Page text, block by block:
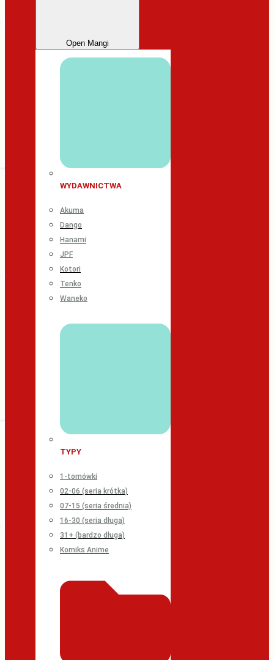
Open Mangi
WYDAWNICTWA
Akuma
Dango
Hanami
JPF
Kotori
Tenko
Waneko
TYPY
1-tomówki
02-06 (seria krótka)
07-15 (seria średnia)
16-30 (seria długa)
31+ (bardzo długa)
Komiks Anime